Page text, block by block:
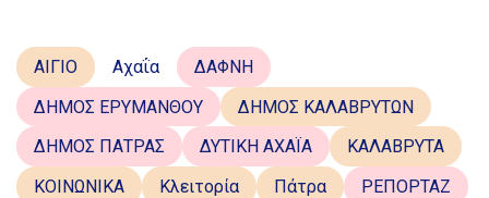
ΑΙΓΙΟ Αχαΐα
ΔΑΦΝΗ
ΔΗΜΟΣ ΕΡΥΜΑΝΘΟΥ
ΔΗΜΟΣ ΚΑΛΑΒΡΥΤΩΝ
ΔΗΜΟΣ ΠΑΤΡΑΣ
ΔΥΤΙΚΗ ΑΧΑΪΑ
ΚΑΛΑΒΡΥΤΑ
ΚΟΙΝΩΝΙΚΑ
Κλειτορία Πάτρα
ΡΕΠΟΡΤΑΖ